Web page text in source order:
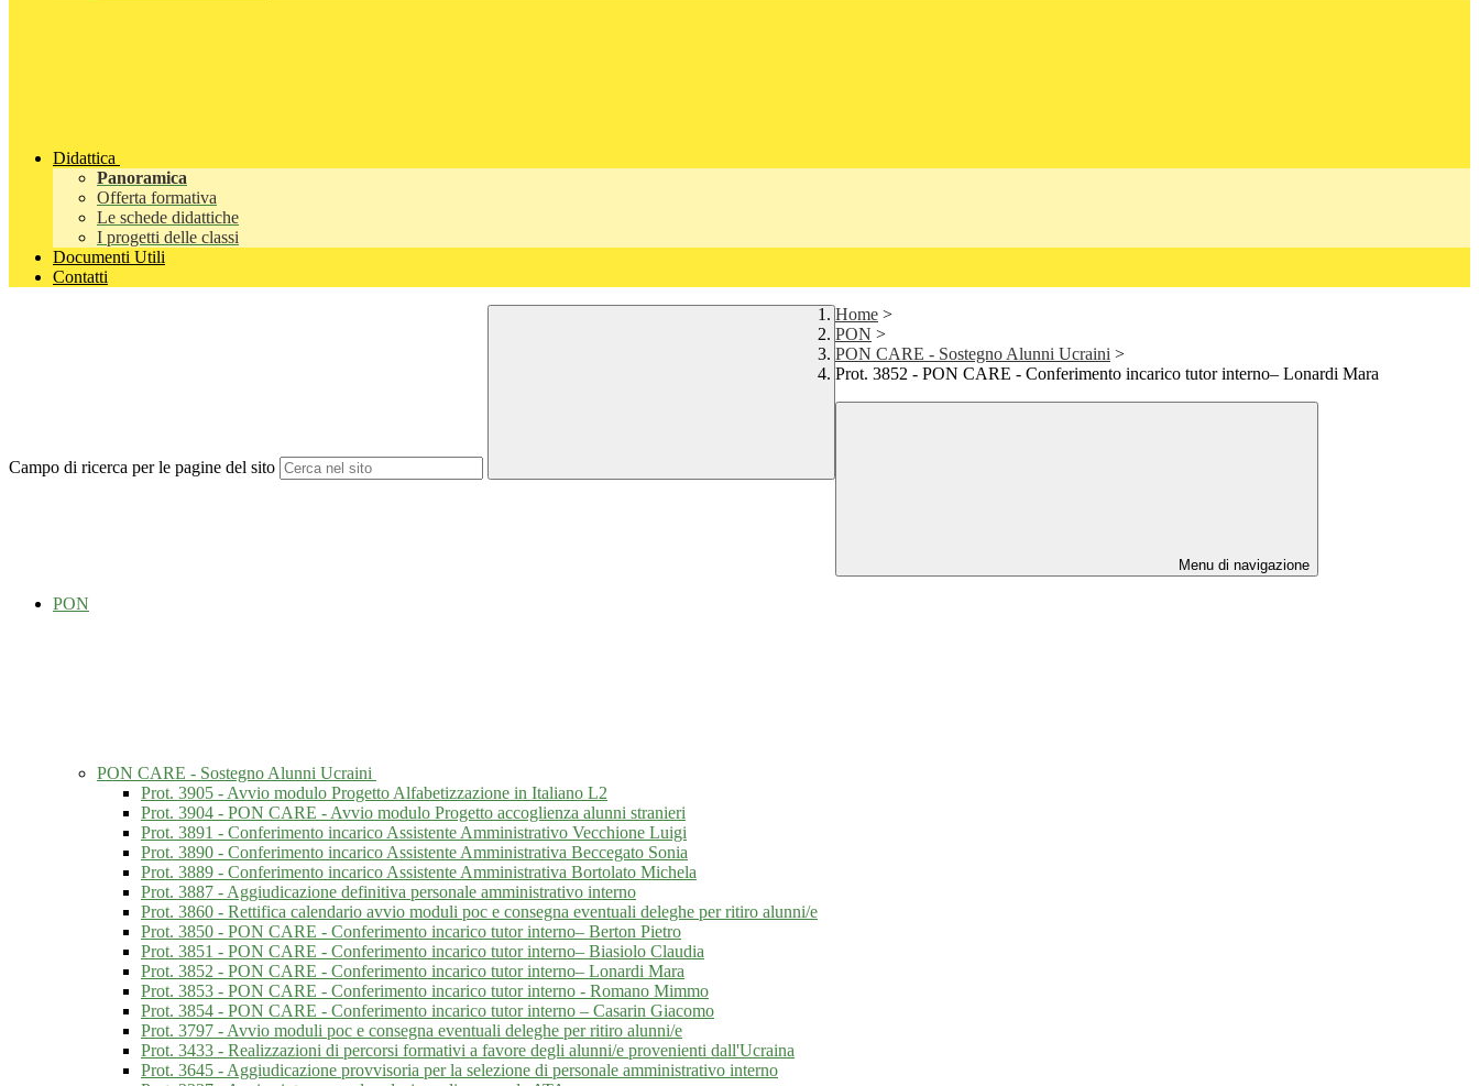
Didattica
Panoramica
Offerta formativa
Le schede didattiche
I progetti delle classi
Documenti Utili
Contatti
Campo di ricerca per le pagine del sito
Home >
PON >
PON CARE - Sostegno Alunni Ucraini >
Prot. 3852 - PON CARE - Conferimento incarico tutor interno– Lonardi Mara
Menu di navigazione
PON
PON CARE - Sostegno Alunni Ucraini
Prot. 3905 - Avvio modulo Progetto Alfabetizzazione in Italiano L2
Prot. 3904 - PON CARE - Avvio modulo Progetto accoglienza alunni stranieri
Prot. 3891 - Conferimento incarico Assistente Amministrativo Vecchione Luigi
Prot. 3890 - Conferimento incarico Assistente Amministrativa Beccegato Sonia
Prot. 3889 - Conferimento incarico Assistente Amministrativa Bortolato Michela
Prot. 3887 - Aggiudicazione definitiva personale amministrativo interno
Prot. 3860 - Rettifica calendario avvio moduli poc e consegna eventuali deleghe per ritiro alunni/e
Prot. 3850 - PON CARE - Conferimento incarico tutor interno– Berton Pietro
Prot. 3851 - PON CARE - Conferimento incarico tutor interno– Biasiolo Claudia
Prot. 3852 - PON CARE - Conferimento incarico tutor interno– Lonardi Mara
Prot. 3853 - PON CARE - Conferimento incarico tutor interno - Romano Mimmo
Prot. 3854 - PON CARE - Conferimento incarico tutor interno – Casarin Giacomo
Prot. 3797 - Avvio moduli poc e consegna eventuali deleghe per ritiro alunni/e
Prot. 3433 - Realizzazioni di percorsi formativi a favore degli alunni/e provenienti dall'Ucraina
Prot. 3645 - Aggiudicazione provvisoria per la selezione di personale amministrativo interno